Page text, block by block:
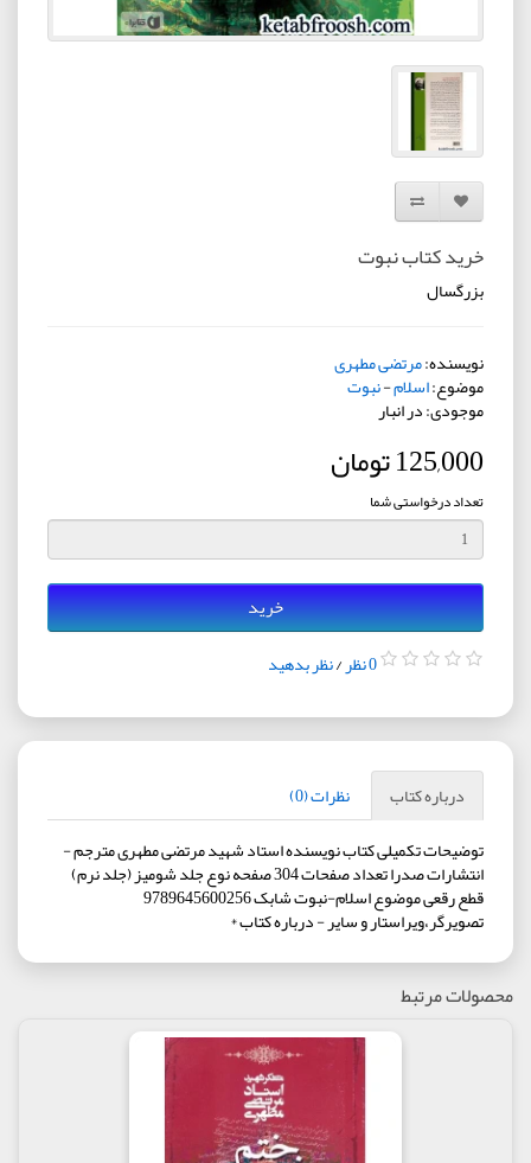
افزودن به لیست دلخواه
مقایسه این محصول
خرید کتاب نبوت
بزرگسال
نویسنده:مرتضی مطهری
موضوع:اسلام-نبوت
موجودی: در انبار
125,000 تومان
تعداد درخواستی شما
خرید
0 نظر /نظر بدهید
درباره کتاب
نظرات (0)
توضیحات تکمیلی کتاب نویسنده استاد شهید مرتضی مطهری مترجم -
انتشارات صدرا تعداد صفحات 304 صفحه نوع جلد شومیز (جلد نرم)
قطع رقعی موضوع اسلام-نبوت شابک 9789645600256
تصویرگر،ویراستار و سایر - درباره کتاب *
محصولات مرتبط